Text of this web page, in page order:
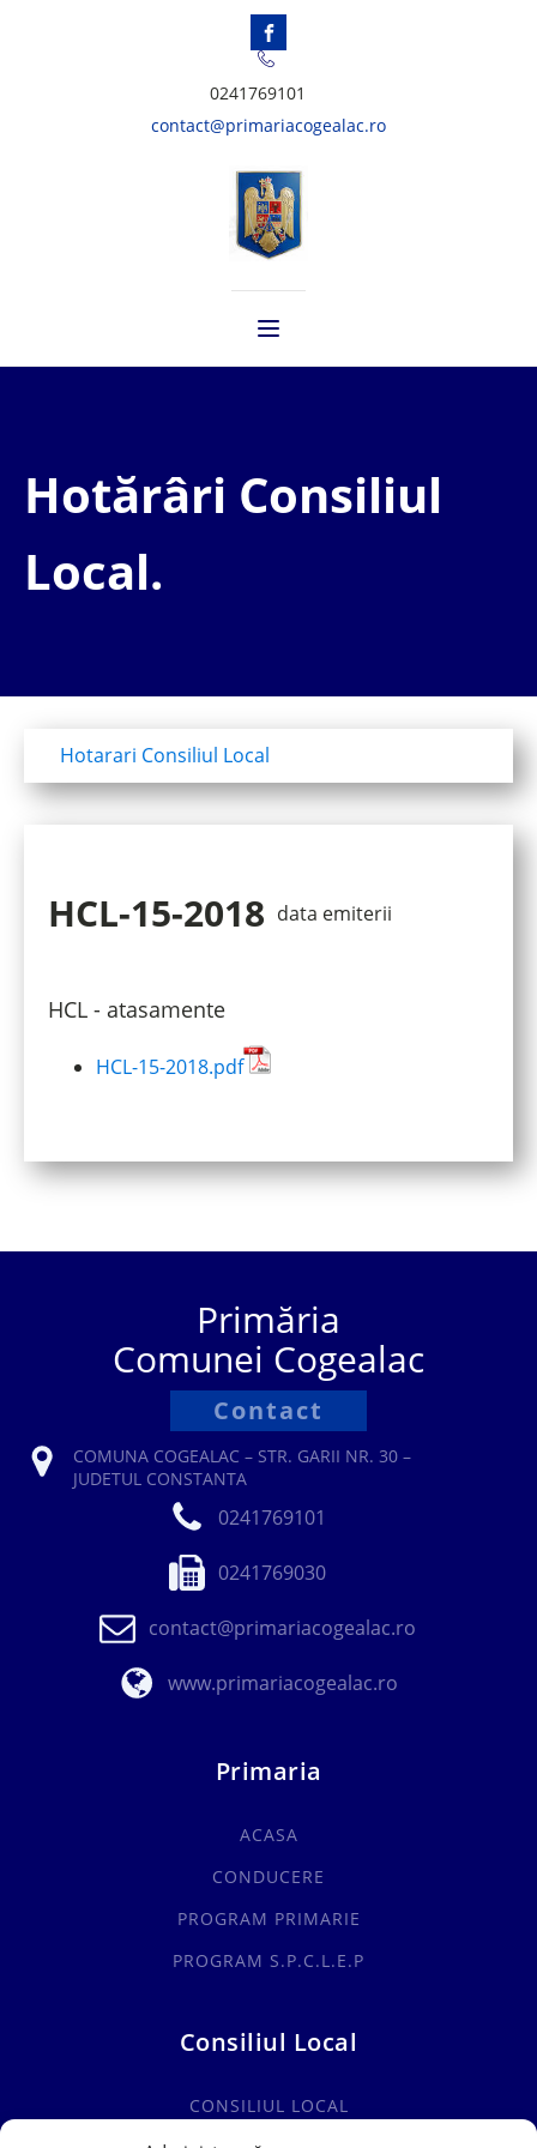
0241769101
contact@primariacogealac.ro
Hotărâri Consiliul
Local.
Hotarari Consiliul Local
HCL-15-2018 data emiterii
HCL - atasamente
HCL-15-2018.pdf
Primăria
Comunei Cogealac
Contact
COMUNA COGEALAC – STR. GARII NR. 30 –
JUDETUL CONSTANTA
0241769101
0241769030
contact@primariacogealac.ro
www.primariacogealac.ro
Primaria
ACASA
CONDUCERE
PROGRAM PRIMARIE
PROGRAM S.P.C.L.E.P
Consiliul Local
CONSILIUL LOCAL